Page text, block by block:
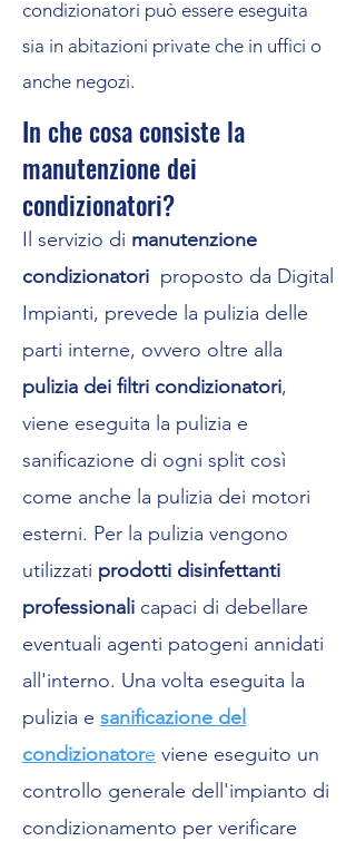
condizionatori può essere eseguita
sia in abitazioni private che in uffici o
anche negozi.
In che cosa consiste la
manutenzione dei
condizionatori?
Il servizio di manutenzione
condizionatori proposto da Digital
Impianti, prevede la pulizia delle
parti interne, ovvero oltre alla
pulizia dei filtri condizionatori,
viene eseguita la pulizia e
sanificazione di ogni split così
come anche la pulizia dei motori
esterni. Per la pulizia vengono
utilizzati prodotti disinfettanti
professionali capaci di debellare
eventuali agenti patogeni annidati
all'interno. Una volta eseguita la
pulizia e sanificazione del
condizionatore viene eseguito un
controllo generale dell'impianto di
condizionamento per verificare